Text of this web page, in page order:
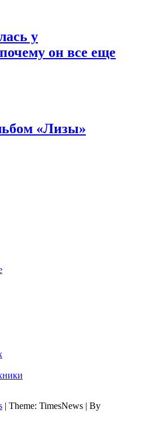
у
он все еще
«Лизы»
| Theme: TimesNews | By